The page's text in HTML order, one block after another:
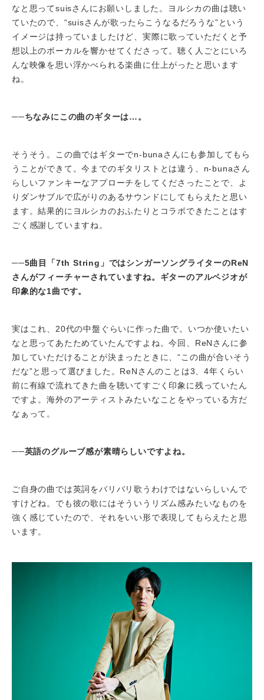
なと思ってsuisさんにお願いしました。ヨルシカの曲は聴い
ていたので、“suisさんが歌ったらこうなるだろうな”という
イメージは持っていましたけど、実際に歌っていただくと予
想以上のボーカルを響かせてくださって。聴く人ごとにいろ
んな映像を思い浮かべられる楽曲に仕上がったと思います
ね。
──ちなみにこの曲のギターは…。
そうそう。この曲ではギターでn-bunaさんにも参加してもら
うことができて。今までのギタリストとは違う、n-bunaさん
らしいファンキーなアプローチをしてくださったことで、よ
りダンサブルで広がりのあるサウンドにしてもらえたと思い
ます。結果的にヨルシカのおふたりとコラボできたことはす
ごく感謝していますね。
──5曲目「7th String」ではシンガーソングライターのReN
さんがフィーチャーされていますね。ギターのアルペジオが
印象的な1曲です。
実はこれ、20代の中盤ぐらいに作った曲で。いつか使いたい
なと思ってあたためていたんですよね。今回、ReNさんに参
加していただけることが決まったときに、“この曲が合いそう
だな”と思って選びました。ReNさんのことは3、4年くらい
前に有線で流れてきた曲を聴いてすごく印象に残っていたん
ですよ。海外のアーティストみたいなことをやっている方だ
なぁって。
──英語のグルーブ感が素晴らしいですよね。
ご自身の曲では英詞をバリバリ歌うわけではないらしいんで
すけどね。でも彼の歌にはそういうリズム感みたいなものを
強く感じていたので、それをいい形で表現してもらえたと思
います。